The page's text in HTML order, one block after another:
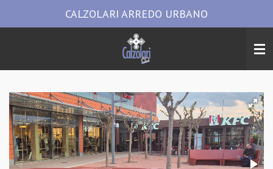
al
CALZOLARI ARREDO URBANO